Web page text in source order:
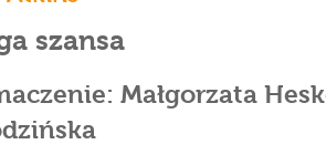
szansa
Małgorzata